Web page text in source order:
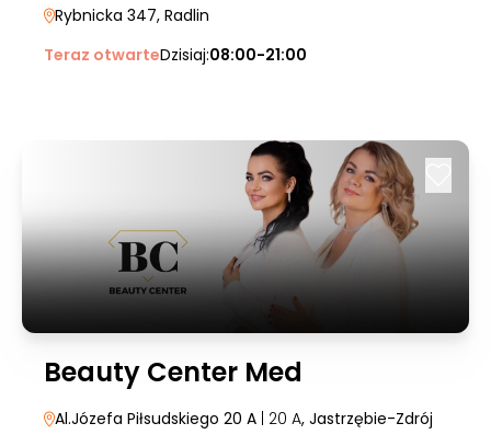
Rybnicka 347, Radlin
Teraz otwarteDzisiaj:08:00-21:00
Beauty Center Med
Al.Józefa Piłsudskiego 20 A | 20 A, Jastrzębie-Zdrój